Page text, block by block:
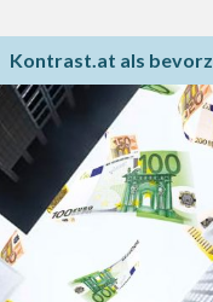
Kontrast.at als